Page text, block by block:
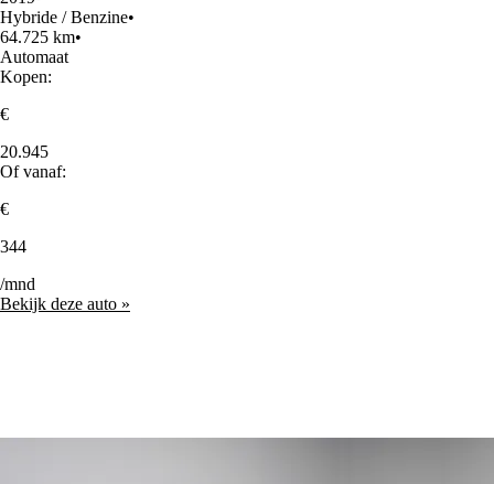
Hybride / Benzine•
64.725 km•
Automaat
Kopen:
€
20.945
Of vanaf:
€
344
/mnd
Bekijk deze auto »